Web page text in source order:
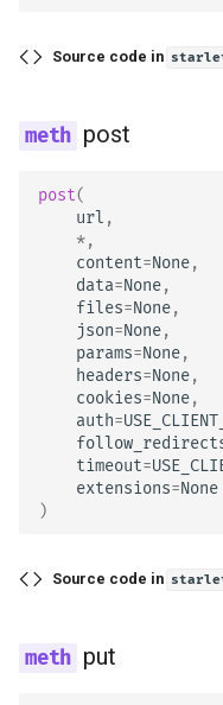
Source code in
post
post(
url ,
*,
content=None,
data=None,
files=None,
json=None,
params=None,
headers=None,
cookies=None,
auth=
timeout=
extensions=None
)
Source code in
put